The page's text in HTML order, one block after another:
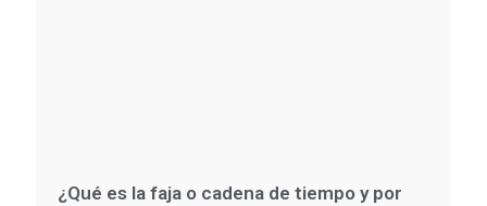
¿Qué es la faja o cadena de tiempo y por